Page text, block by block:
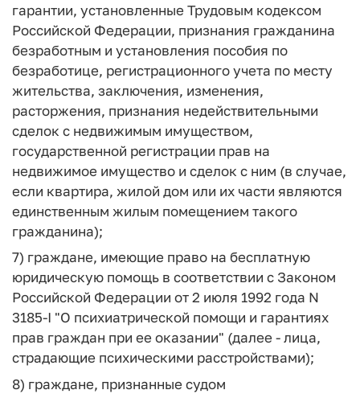
гарантии, установленные Трудовым кодексом
Российской Федерации, признания гражданина
безработным и установления пособия по
безработице, регистрационного учета по месту
жительства, заключения, изменения,
расторжения, признания недействительными
сделок с недвижимым имуществом,
государственной регистрации прав на
недвижимое имущество и сделок с ним (в случае,
если квартира, жилой дом или их части являются
единственным жилым помещением такого
гражданина);
7) граждане, имеющие право на бесплатную
юридическую помощь в соответствии с Законом
Российской Федерации от 2 июля 1992 года N
3185-I "О психиатрической помощи и гарантиях
прав граждан при ее оказании" (далее - лица,
страдающие психическими расстройствами);
8) граждане, признанные судом